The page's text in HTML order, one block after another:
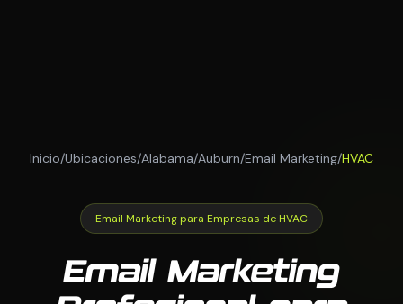
Inicio/Ubicaciones/Alabama/Auburn/Email Marketing/HVAC
Email Marketing para Empresas de HVAC
Email Marketing